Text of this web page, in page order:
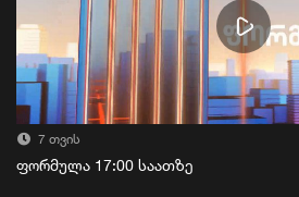
7 თვის
ფორმულა 17:00 საათზე